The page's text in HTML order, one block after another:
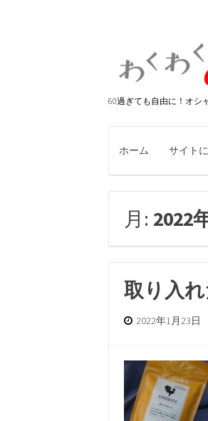
60過ぎても自由に！オシ
ホーム サイト
月: 2022
取り入
2022年1月23日